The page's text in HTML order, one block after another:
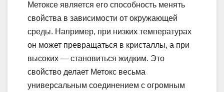
Метоксе является его способность менять
свойства в зависимости от окружающей
среды. Например, при низких температурах
он может превращаться в кристаллы, а при
высоких — становиться жидким. Это
свойство делает Метокс весьма
универсальным соединением с огромным